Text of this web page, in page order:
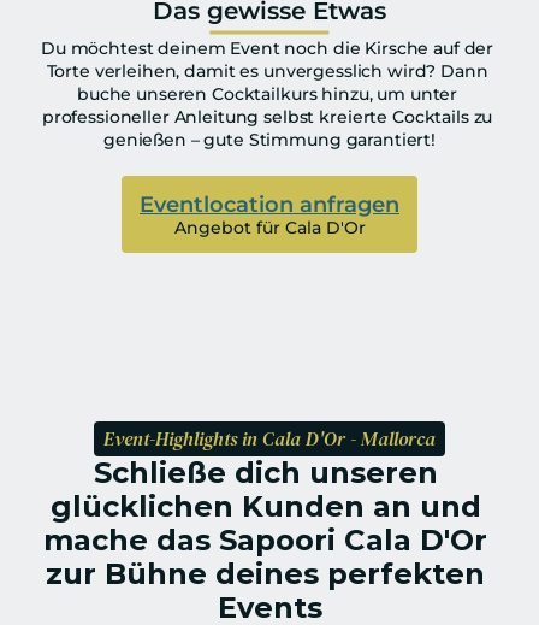
Das gewisse Etwas
Du möchtest deinem Event noch die Kirsche auf der
Torte verleihen, damit es unvergesslich wird? Dann
buche unseren Cocktailkurs hinzu, um unter
professioneller Anleitung selbst kreierte Cocktails zu
genießen – gute Stimmung garantiert!
Eventlocation anfragen
Angebot für Cala D'Or
Event-Highlights in Cala D'Or - Mallorca
Schließe dich unseren
glücklichen Kunden an und
mache das Sapoori Cala D'Or
zur Bühne deines perfekten
Events